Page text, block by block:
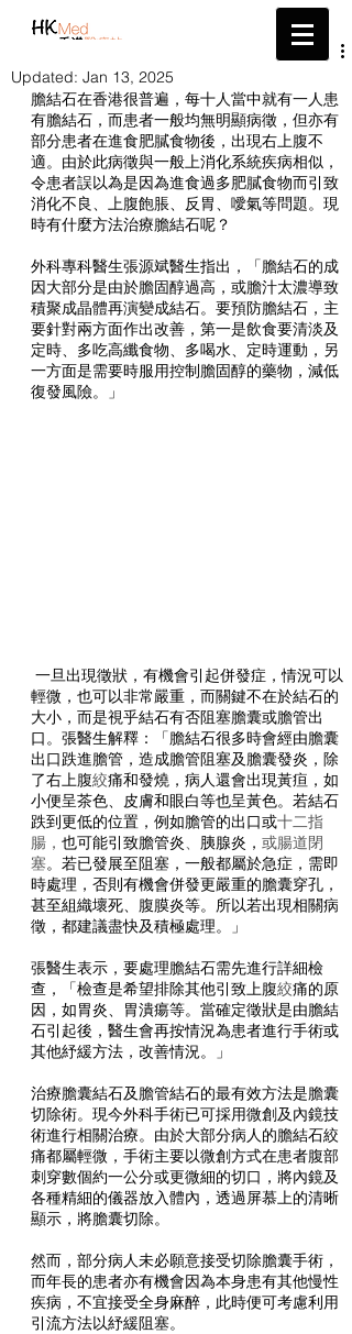
Updated: Jan 13, 2025
膽結石在香港很普遍，每十人當中就有一人患
有膽結石，而患者一般均無明顯病徵，但亦有
部分患者在進食肥膩食物後，出現右上腹不
適。由於此病徵與一般上消化系統疾病相似，
令患者誤以為是因為進食過多肥膩食物而引致
消化不良、上腹飽脹、反胃、噯氣等問題。現
時有什麼方法治療膽結石呢？
外科專科醫生張源斌醫生指出，「膽結石的成
因大部分是由於膽固醇過高，或膽汁太濃導致
積聚成晶體再演變成結石。要預防膽結石，主
要針對兩方面作出改善，第一是飲食要清淡及
定時、多吃高纖食物、多喝水、定時運動，另
一方面是需要時服用控制膽固醇的藥物，減低
復發風險。」
一旦出現徵狀，有機會引起併發症，情況可以
輕微，也可以非常嚴重，而關鍵不在於結石的
大小，而是視乎結石有否阻塞膽囊或膽管出
口。張醫生解釋：「膽結石很多時會經由膽囊
出口跌進膽管，造成膽管阻塞及膽囊發炎，除
了右上腹絞痛和發燒，病人還會出現黃疸，如
小便呈茶色、皮膚和眼白等也呈黃色。若結石
跌到更低的位置，例如膽管的出口或十二指
腸， 也可能引致膽管炎 胰腺炎， 或腸道閉
塞。若已發展至阻塞，一般都屬於急症，需即
時處理，否則有機會併發更嚴重的膽囊穿孔，
甚至組織壞死、腹膜炎等。所以若出現相關病
徵，都建議盡快及積極處理。」
張醫生表示，要處理膽結石需先進行詳細檢
查，「檢查是希望排除其他引致上腹絞痛的原
因，如胃炎、胃潰瘍等。當確定徵狀是由膽結
石引起後，醫生會再按情況為患者進行手術或
其他紓緩方法，改善情況。」
治療膽囊結石及膽管結石的最有效方法是膽囊
切除術。現今外科手術已可採用微創及內鏡技
術進行相關治療。由於大部分病人的膽結石絞
痛都屬輕微，手術主要以微創方式在患者腹部
刺穿數個約一公分或更微細的切口，將內鏡及
各種精細的儀器放入體內，透過屏慕上的清晰
顯示，將膽囊切除。
然而，部分病人未必願意接受切除膽囊手術，
而年長的患者亦有機會因為本身患有其他慢性
疾病，不宜接受全身麻醉，此時便可考慮利用
引流方法以紓緩阻塞。